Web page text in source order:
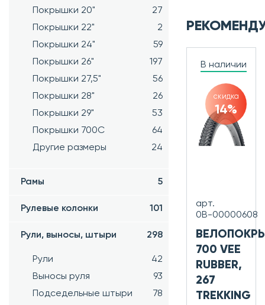
Покрышки 20"
27
Покрышки 22"
2
Покрышки 24"
59
Покрышки 26"
197
Покрышки 27,5"
56
Покрышки 28"
26
Покрышки 29"
53
Покрышки 700C
64
Другие размеры
24
Рамы 5
Рулевые колонки 101
Рули, выносы, штыри 298
Рули
42
Выносы руля
93
Подседельные штыри
78
В наличии
скидка
14%
арт.
0В-00000608
700 VEE
RUBBER,
267
TREKKING